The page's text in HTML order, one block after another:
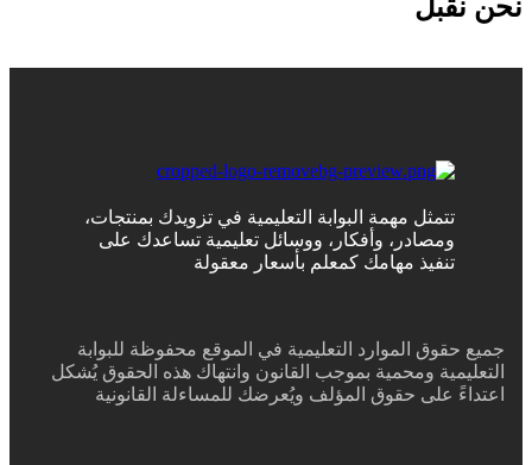
نحن نقبل
تتمثل مهمة البوابة التعليمية في تزويدك بمنتجات،
ومصادر، وأفكار، ووسائل تعليمية تساعدك على
تنفيذ مهامك كمعلم بأسعار معقولة
جميع حقوق الموارد التعليمية في الموقع محفوظة للبوابة
التعليمية ومحمية بموجب القانون وانتهاك هذه الحقوق يُشكل
اعتداءً على حقوق المؤلف ويُعرضك للمساءلة القانونية